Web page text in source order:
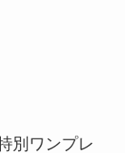
別ワンプレ